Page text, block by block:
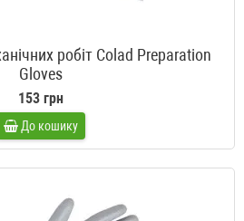
робіт Colad Preparation
Gloves
153 грн
До кошику